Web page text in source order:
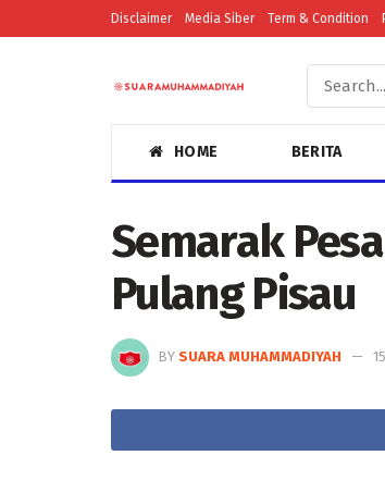
Disclaimer Media Siber Term & Condition
HOME BERITA
Semarak
Pulang Pisau
BY SUARA MUHAMMADIYAH